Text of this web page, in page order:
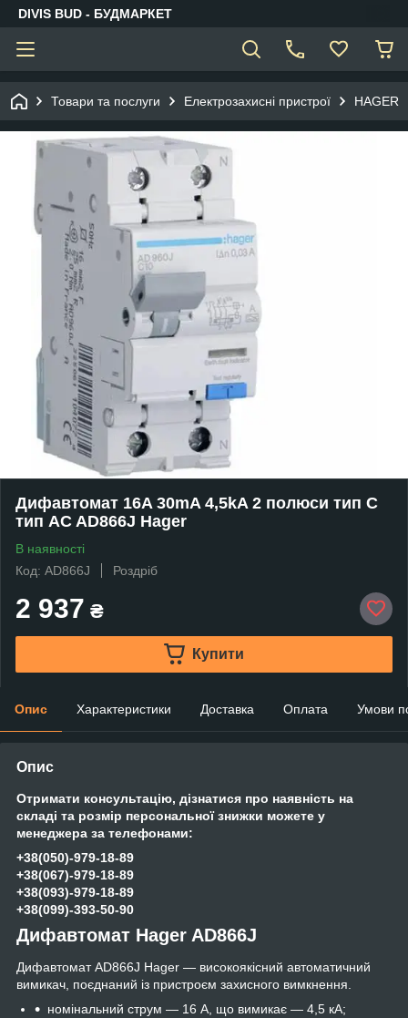
DIVIS BUD - БУДМАРКЕТ
Товари та послуги Електрозахисні пристрої HAGER
Дифавтомат 16A 30mA 4,5kA 2 полюси тип C
тип AC AD866J Hager
В наявності
Код: AD866J
Роздріб
2 937 ₴
Купити
Опис Характеристики Доставка Оплата Умови
Опис
Отримати консультацію, дізнатися про наявність на
складі та розмір персональної знижки можете у
менеджера за телефонами:
+38(050)-979-18-89
+38(067)-979-18-89
+38(093)-979-18-89
+38(099)-393-50-90
Дифавтомат Hager AD866J
Дифавтомат AD866J Hager — високоякісний автоматичний
вимикач, поєднаний із пристроєм захисного вимкнення.
номінальний струм — 16 А, що вимикає — 4,5 кА;